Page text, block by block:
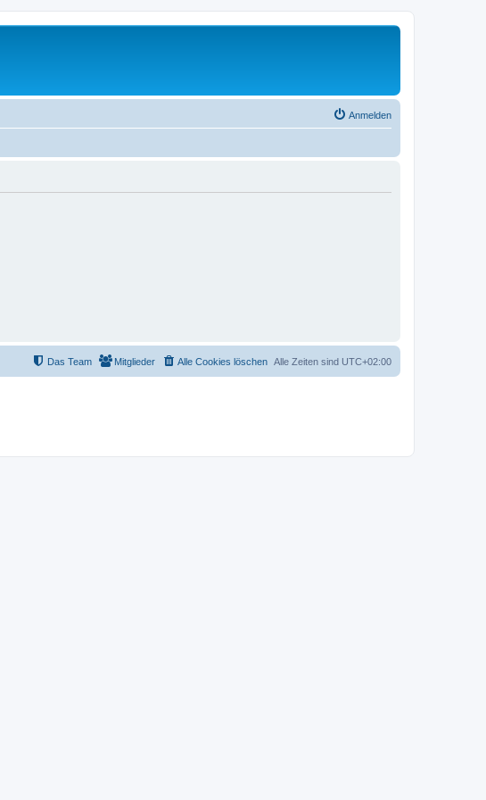
Anmelden
Alle Zeiten sind UTC+02:00
Alle Cookies löschen
Mitglieder
Das Team